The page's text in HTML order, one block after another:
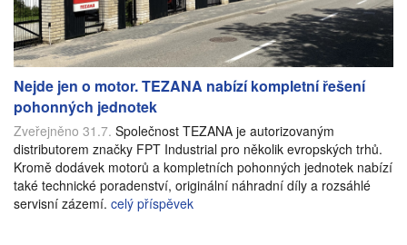
Nejde jen o motor. TEZANA nabízí kompletní řešení
pohonných jednotek
Zveřejněno 31.7. Společnost TEZANA je autorizovaným
distributorem značky FPT Industrial pro několik evropských trhů.
Kromě dodávek motorů a kompletních pohonných jednotek nabízí
také technické poradenství, originální náhradní díly a rozsáhlé
servisní zázemí. celý příspěvek